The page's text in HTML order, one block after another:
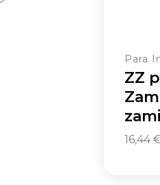
Para
ZZ
16,44